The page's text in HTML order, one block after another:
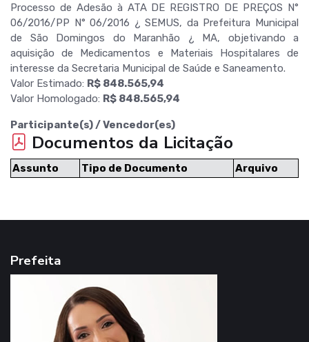
Processo de Adesão à ATA DE REGISTRO DE PREÇOS N°
06/2016/PP N° 06/2016 ¿ SEMUS, da Prefeitura Municipal
de São Domingos do Maranhão ¿ MA, objetivando a
aquisição de Medicamentos e Materiais Hospitalares de
interesse da Secretaria Municipal de Saúde e Saneamento.
Valor Estimado: R$ 848.565,94
Valor Homologado: R$ 848.565,94
Participante(s) / Vencedor(es)
Documentos da Licitação
Assunto Tipo de Documento Arquivo
Prefeita